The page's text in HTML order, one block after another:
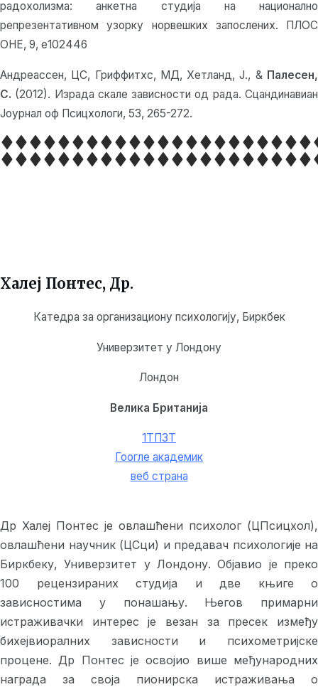
радохолизма: анкетна студија на национално
репрезентативном узорку норвешких запослених. ПЛОС
ОНЕ, 9, е102446
Андреассен, ЦС, Гриффитхс, МД, Хетланд, Ј., & Палесен,
С. (2012). Израда скале зависности од рада. Сцандинавиан
Јоурнал оф Псицхологи, 53, 265-272.
Халеј Понтес, Др.
Катедра за организациону психологију, Биркбек
Универзитет у Лондону
Лондон
Велика Британија
1ТП3Т
Гоогле академик
веб страна
Др Халеј Понтес је овлашћени психолог (ЦПсицхол),
овлашћени научник (ЦСци) и предавач психологије на
Биркбеку, Универзитет у Лондону. Објавио је преко
100 рецензираних студија и две књиге о
зависностима у понашању. Његов примарни
истраживачки интерес је везан за пресек између
бихејвиоралних зависности и психометријске
процене. Др Понтес је освојио више међународних
награда за своја пионирска истраживања о